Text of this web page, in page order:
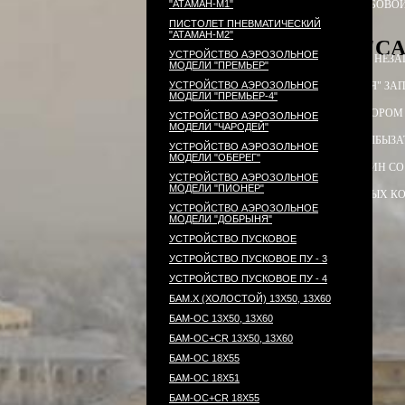
ПАТРОН СИГНАЛЬНЫЙ
PCP-пистолет
ЭЛЕКТРОПРИКЛАД ПРИКЛАД
ПРИКЛАД - КОЛБА ("ГОРЯЧАЯ"
ПРИКЛАД - КОЛБА С РЕДУКТОРОМ
РЕДУКТОР ПОПЕРЕЧНЫЙ КОЛБЫ
МАГАЗИН
КОМПЛЕКТ УПЛОТНИТЕЛЬНЫХ
"АТАМАН-М1"
ПИСТОЛЕТ ПНЕВМАТИЧЕСКИЙ
"АТАМАН-М2"
УСТРОЙСТВО АЭРОЗОЛЬНОЕ
МОДЕЛИ "ПРЕМЬЕР"
УСТРОЙСТВО АЭРОЗОЛЬНОЕ
МОДЕЛИ "ПРЕМЬЕР-4"
УСТРОЙСТВО АЭРОЗОЛЬНОЕ
МОДЕЛИ "ЧАРОДЕЙ"
УСТРОЙСТВО АЭРОЗОЛЬНОЕ
МОДЕЛИ "ОБЕРЕГ"
УСТРОЙСТВО АЭРОЗОЛЬНОЕ
МОДЕЛИ "ПИОНЕР"
УСТРОЙСТВО АЭРОЗОЛЬНОЕ
МОДЕЛИ "ДОБРЫНЯ"
УСТРОЙСТВО ПУСКОВОЕ
УСТРОЙСТВО ПУСКОВОЕ ПУ - 3
УСТРОЙСТВО ПУСКОВОЕ ПУ - 4
БАМ.Х (ХОЛОСТОЙ) 13Х50, 13Х60
БАМ-ОС 13Х50, 13Х60
БАМ-ОС+CR 13Х50, 13Х60
БАМ-ОС 18Х55
БАМ-ОС 18Х51
БАМ-OC+CR 18X55